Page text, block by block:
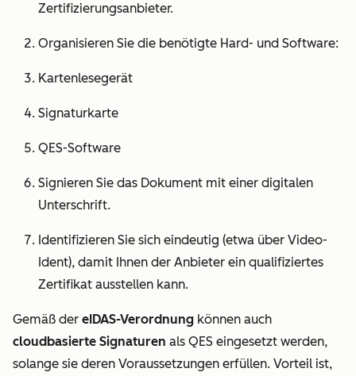
Zertifizierungsanbieter.
Organisieren Sie die benötigte Hard- und Software:
Kartenlesegerät
Signaturkarte
QES-Software
Signieren Sie das Dokument mit einer digitalen
Unterschrift.
Identifizieren Sie sich eindeutig (etwa über Video-
Ident), damit Ihnen der Anbieter ein qualifiziertes
Zertifikat ausstellen kann.
Gemäß der eIDAS-Verordnung können auch
cloudbasierte Signaturen als QES eingesetzt werden,
solange sie deren Voraussetzungen erfüllen. Vorteil ist,